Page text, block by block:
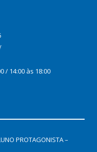
/ 14:00 às 18:00
PROTAGONISTA –